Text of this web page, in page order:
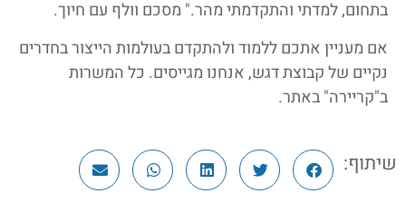
בתחום, למדתי והתקדמתי מהר." מסכם וולף עם חיוך.
אם מעניין אתכם ללמוד ולהתקדם בעולמות הייצור בחדרים
נקיים של קבוצת דגש, אנחנו מגייסים. כל המשרות
ב"קריירה" באתר.
שיתוף: